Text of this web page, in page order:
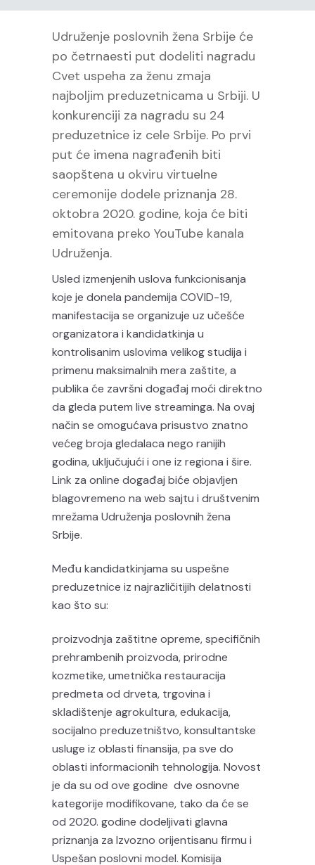
Udruženje poslovnih žena Srbije će
po četrnaesti put dodeliti nagradu
Cvet uspeha za ženu zmaja
najboljim preduzetnicama u Srbiji. U
konkurenciji za nagradu su 24
preduzetnice iz cele Srbije. Po prvi
put će imena nagrađenih biti
saopštena u okviru virtuelne
ceremonije dodele priznanja 28.
oktobra 2020. godine, koja će biti
emitovana preko YouTube kanala
Udruženja.
Usled izmenjenih uslova funkcionisanja
koje je donela pandemija COVID-19,
manifestacija se organizuje uz učešće
organizatora i kandidatkinja u
kontrolisanim uslovima velikog studija i
primenu maksimalnih mera zaštite, a
publika će završni događaj moći direktno
da gleda putem live streaminga. Na ovaj
način se omogućava prisustvo znatno
većeg broja gledalaca nego ranijih
godina, uključujući i one iz regiona i šire.
Link za online događaj biće objavljen
blagovremeno na web sajtu i društvenim
mrežama Udruženja poslovnih žena
Srbije.
Među kandidatkinjama su uspešne
preduzetnice iz najrazličitijih delatnosti
kao što su:
proizvodnja zaštitne opreme, specifičnih
prehrambenih proizvoda, prirodne
kozmetike, umetnička restauracija
predmeta od drveta, trgovina i
skladištenje agrokultura, edukacija,
socijalno preduzetništvo, konsultantske
usluge iz oblasti finansija, pa sve do
oblasti informacionih tehnologija. Novost
je da su od ove godine dve osnovne
kategorije modifikovane, tako da će se
od 2020. godine dodeljivati glavna
priznanja za Izvozno orijentisanu firmu i
Uspešan poslovni model. Komisija